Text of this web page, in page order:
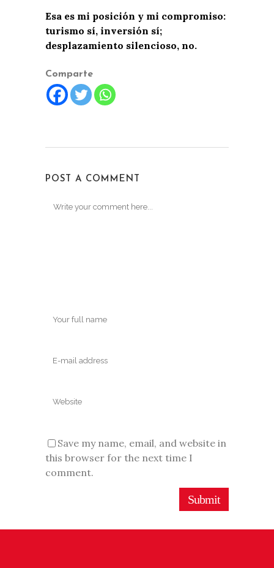
Esa es mi posición y mi compromiso:
turismo sí, inversión sí;
desplazamiento silencioso, no.
Comparte
POST A COMMENT
Save my name, email, and website in
this browser for the next time I
comment.